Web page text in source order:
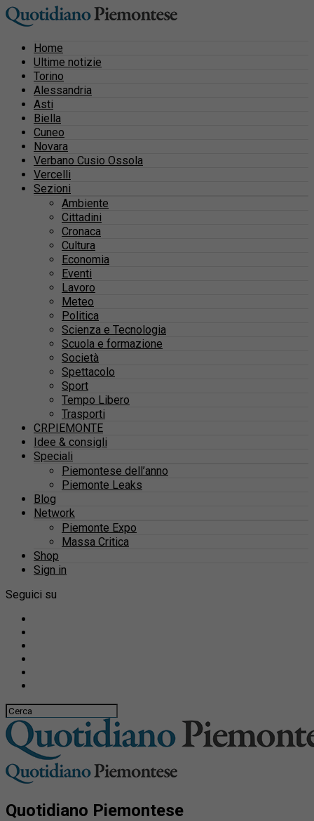
Home
Ultime notizie
Torino
Alessandria
Asti
Biella
Cuneo
Novara
Verbano Cusio Ossola
Vercelli
Sezioni
Ambiente
Cittadini
Cronaca
Cultura
Economia
Eventi
Lavoro
Meteo
Politica
Scienza e Tecnologia
Scuola e formazione
Società
Spettacolo
Sport
Tempo Libero
Trasporti
CRPIEMONTE
Idee & consigli
Speciali
Piemontese dell’anno
Piemonte Leaks
Blog
Network
Piemonte Expo
Massa Critica
Shop
Sign in
Seguici su
Quotidiano Piemontese